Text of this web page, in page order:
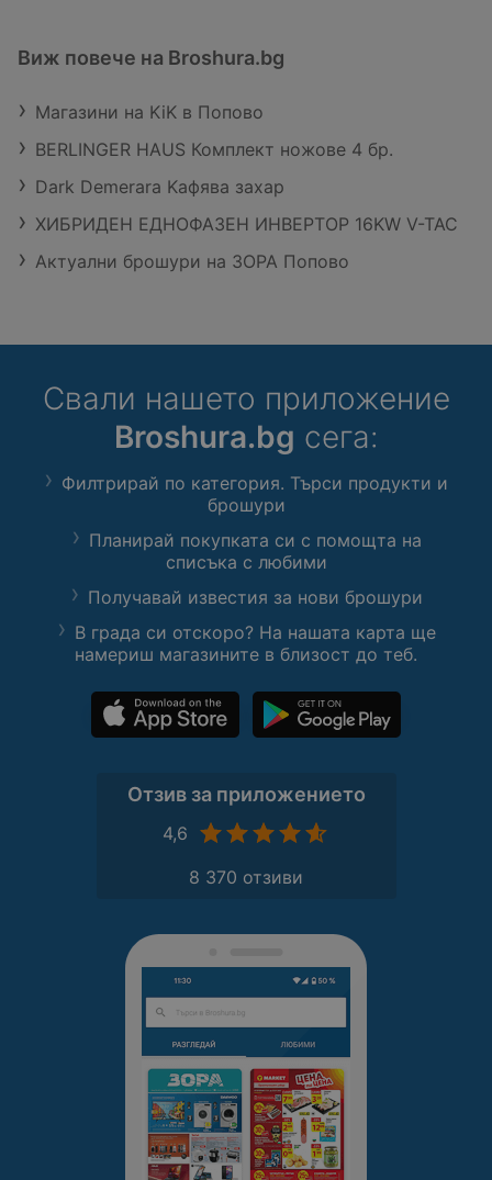
Виж повече на Broshura.bg
Магазини на KiK в Попово
BERLINGER HAUS Комплект ножове 4 бр.
Dark Demerara Kафява захар
ХИБРИДЕН ЕДНОФАЗЕН ИНВЕРТОР 16KW V-TAC
Актуални брошури на ЗОРА Попово
Свали нашето приложение
Broshura.bg сега:
Филтрирай по категория. Търси продукти и
брошури
Планирай покупката си с помощта на
списъка с любими
Получавай известия за нови брошури
В града си отскоро? На нашата карта ще
намериш магазините в близост до теб.
Отзив за приложението
4,6
8 370 отзиви